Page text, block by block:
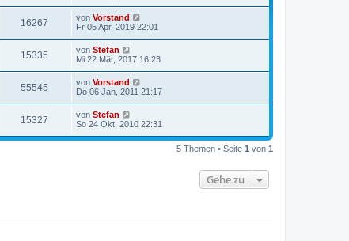
16267 von Vorstand
Fr 05 Apr, 2019 22:01
15335 von Stefan
Mi 22 Mär, 2017 16:23
55545 von Vorstand
Do 06 Jan, 2011 21:17
15327 von Stefan
So 24 Okt, 2010 22:31
5 Themen • Seite 1 von 1
Gehe zu